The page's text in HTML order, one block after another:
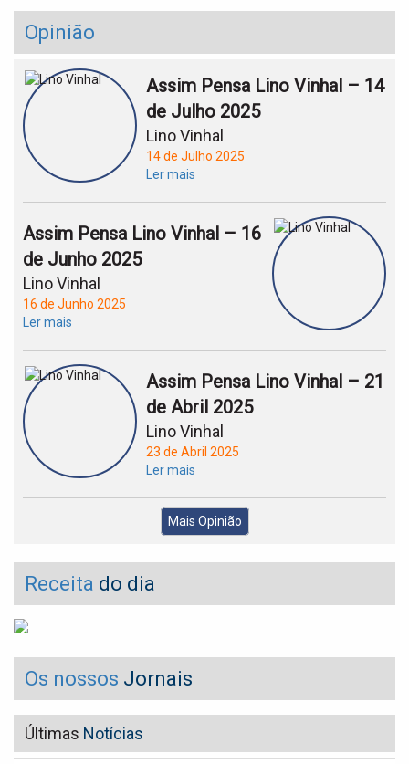
Opinião
Assim Pensa Lino Vinhal – 14
de Julho 2025
Lino Vinhal
14 de Julho 2025
Ler mais
Assim Pensa Lino Vinhal – 16
de Junho 2025
Lino Vinhal
16 de Junho 2025
Ler mais
Assim Pensa Lino Vinhal – 21
de Abril 2025
Lino Vinhal
23 de Abril 2025
Ler mais
Mais Opinião
Receita do dia
Os nossos Jornais
Últimas Notícias